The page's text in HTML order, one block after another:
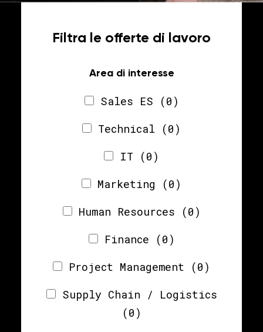
Filtra le offerte di lavoro
Area di interesse
Sales ES
(0)
Technical
(0)
IT
(0)
Marketing
(0)
Human Resources
(0)
Finance
(0)
Project Management
(0)
Supply Chain / Logistics
(0)